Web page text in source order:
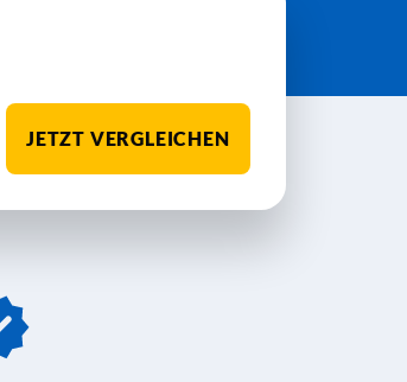
JETZT VERGLEICHEN